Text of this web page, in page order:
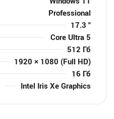
Professional
17.3 "
Core Ultra 5
512 Гб
1920 × 1080 (Full HD)
16 Гб
Intel Iris Xe Graphics